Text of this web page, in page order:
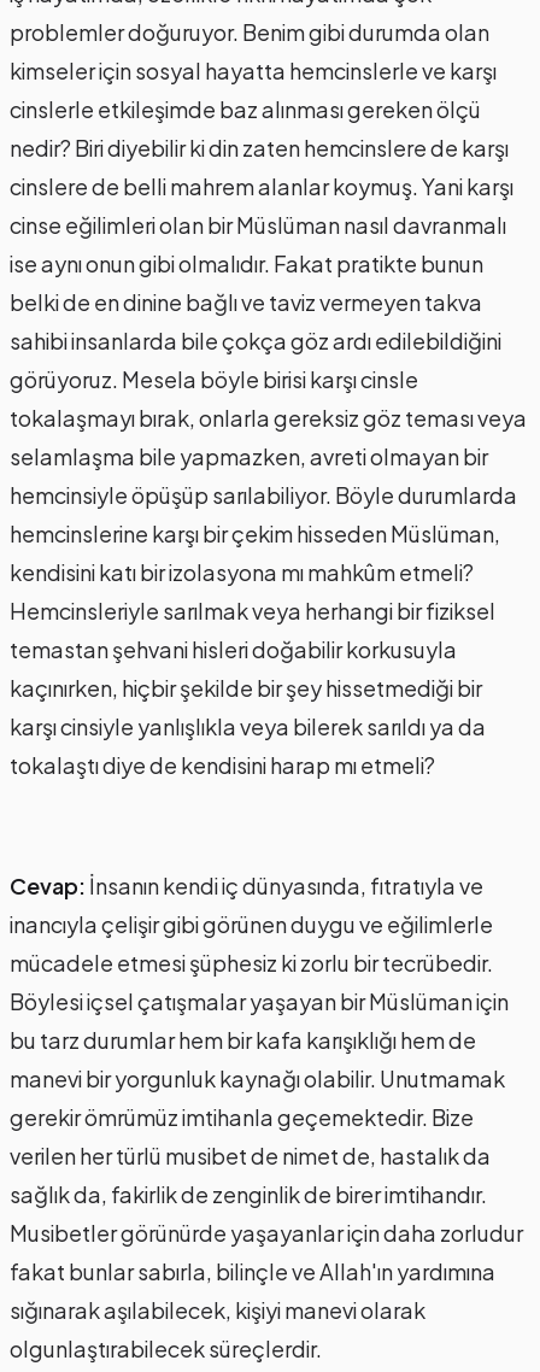
problemler doğuruyor. Benim gibi durumda olan
kimseler için sosyal hayatta hemcinslerle ve karşı
cinslerle etkileşimde baz alınması gereken ölçü
nedir? Biri diyebilir ki din zaten hemcinslere de karşı
cinslere de belli mahrem alanlar koymuş. Yani karşı
cinse eğilimleri olan bir Müslüman nasıl davranmalı
ise aynı onun gibi olmalıdır. Fakat pratikte bunun
belki de en dinine bağlı ve taviz vermeyen takva
sahibi insanlarda bile çokça göz ardı edilebildiğini
görüyoruz. Mesela böyle birisi karşı cinsle
tokalaşmayı bırak, onlarla gereksiz göz teması veya
selamlaşma bile yapmazken, avreti olmayan bir
hemcinsiyle öpüşüp sarılabiliyor. Böyle durumlarda
hemcinslerine karşı bir çekim hisseden Müslüman,
kendisini katı bir izolasyona mı mahkûm etmeli?
Hemcinsleriyle sarılmak veya herhangi bir fiziksel
temastan şehvani hisleri doğabilir korkusuyla
kaçınırken, hiçbir şekilde bir şey hissetmediği bir
karşı cinsiyle yanlışlıkla veya bilerek sarıldı ya da
tokalaştı diye de kendisini harap mı etmeli?
Cevap: İnsanın kendi iç dünyasında, fıtratıyla ve
inancıyla çelişir gibi görünen duygu ve eğilimlerle
mücadele etmesi şüphesiz ki zorlu bir tecrübedir.
Böylesi içsel çatışmalar yaşayan bir Müslüman için
bu tarz durumlar hem bir kafa karışıklığı hem de
manevi bir yorgunluk kaynağı olabilir. Unutmamak
gerekir ömrümüz imtihanla geçemektedir. Bize
verilen her türlü musibet de nimet de, hastalık da
sağlık da, fakirlik de zenginlik de birer imtihandır.
Musibetler görünürde yaşayanlar için daha zorludur
fakat bunlar sabırla, bilinçle ve Allah'ın yardımına
sığınarak aşılabilecek, kişiyi manevi olarak
olgunlaştırabilecek süreçlerdir.